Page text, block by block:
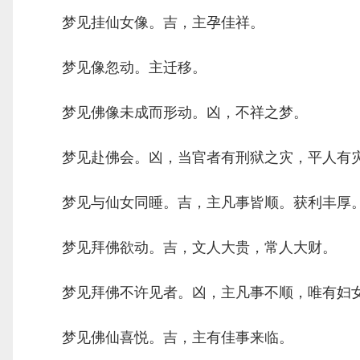
梦见挂仙女像。吉，主孕佳祥。
梦见像忽动。主迁移。
梦见佛像未成而形动。凶，不祥之梦。
梦见赴佛会。凶，当官者有刑狱之灾，平人有灾
梦见与仙女同睡。吉，主凡事皆顺。获利丰厚。
梦见拜佛欲动。吉，文人大贵，常人大财。
梦见拜佛不许见者。凶，主凡事不顺，唯有妇女
梦见佛仙喜悦。吉，主有佳事来临。